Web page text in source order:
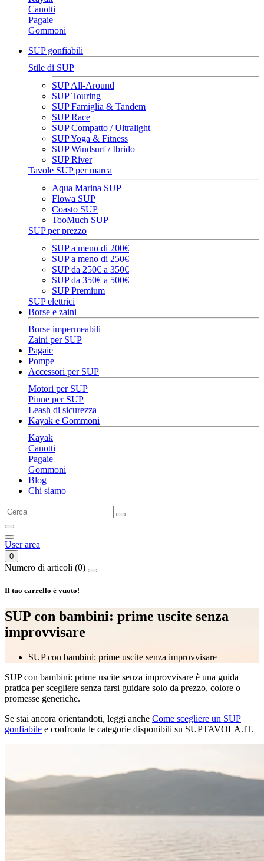
Canotti
Pagaie
Gommoni
SUP gonfiabili
Stile di SUP
SUP All-Around
SUP Touring
SUP Famiglia & Tandem
SUP Race
SUP Compatto / Ultralight
SUP Yoga & Fitness
SUP Windsurf / Ibrido
SUP River
Tavole SUP per marca
Aqua Marina SUP
Flowa SUP
Coasto SUP
TooMuch SUP
SUP per prezzo
SUP a meno di 200€
SUP a meno di 250€
SUP da 250€ a 350€
SUP da 350€ a 500€
SUP Premium
SUP elettrici
Borse e zaini
Borse impermeabili
Zaini per SUP
Pagaie
Pompe
Accessori per SUP
Motori per SUP
Pinne per SUP
Leash di sicurezza
Kayak e Gommoni
Kayak
Canotti
Pagaie
Gommoni
Blog
Chi siamo
User area
0
Numero di articoli (0)
Il tuo carrello è vuoto!
SUP con bambini: prime uscite senza
improvvisare
SUP con bambini: prime uscite senza improvvisare
SUP con bambini: prime uscite senza improvvisare è una guida
pratica per scegliere senza farsi guidare solo da prezzo, colore o
promesse generiche.
Se stai ancora orientandoti, leggi anche Come scegliere un SUP
gonfiabile e confronta le categorie disponibili su SUPTAVOLA.IT.